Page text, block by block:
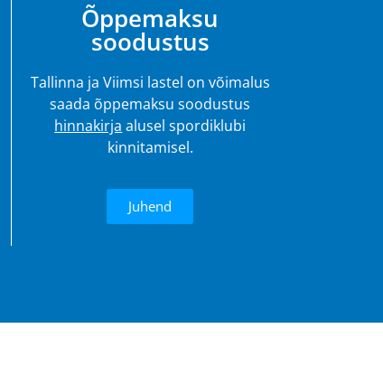
Õppemaksu
soodustus
Tallinna ja Viimsi lastel on võimalus
saada õppemaksu soodustus
hinnakirja alusel spordiklubi
kinnitamisel.
Juhend